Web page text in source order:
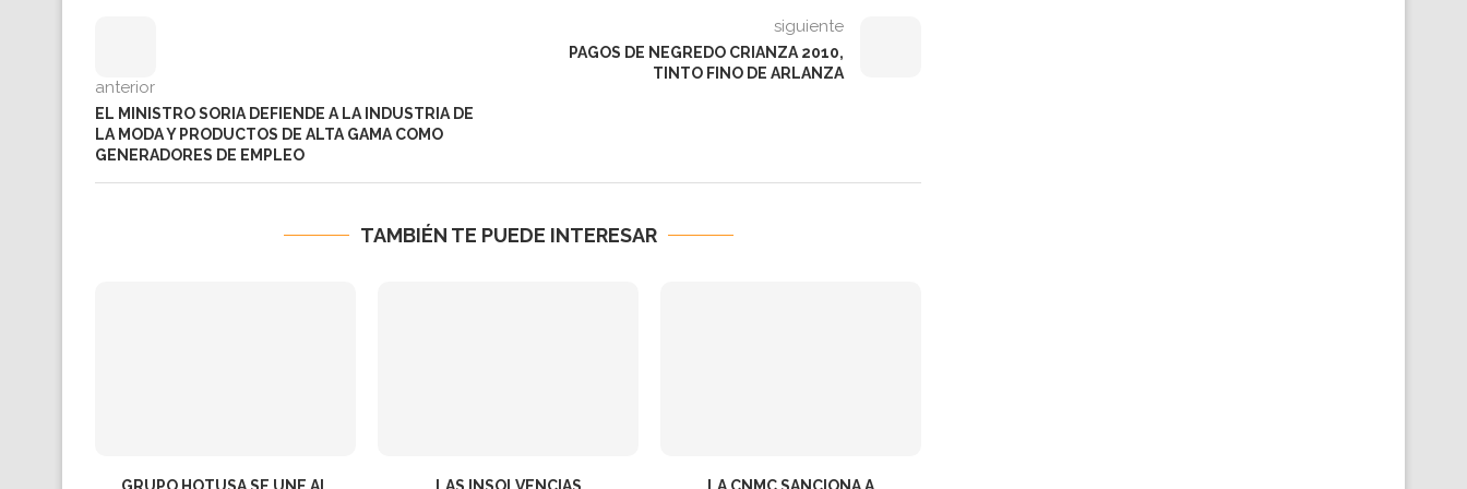
anterior
EL MINISTRO SORIA DEFIENDE A LA INDUSTRIA DE
LA MODA Y PRODUCTOS DE ALTA GAMA COMO
GENERADORES DE EMPLEO
siguiente
PAGOS DE NEGREDO CRIANZA 2010,
TINTO FINO DE ARLANZA
TAMBIÉN TE PUEDE INTERESAR
GRUPO HOTUSA SE UNE AL LAS INSOLVENCIAS LA CNMC SANCIONA A